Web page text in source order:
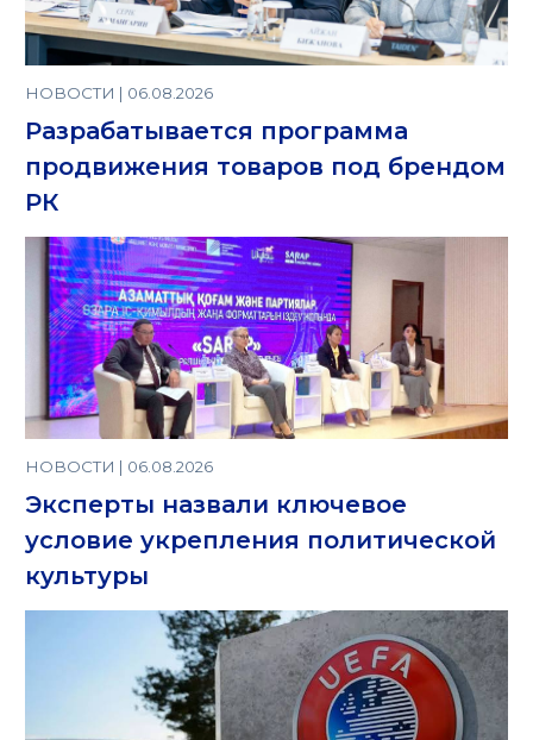
НОВОСТИ | 06.08.2026
Разрабатывается программа
продвижения товаров под брендом
РК
НОВОСТИ | 06.08.2026
Эксперты назвали ключевое
условие укрепления политической
культуры